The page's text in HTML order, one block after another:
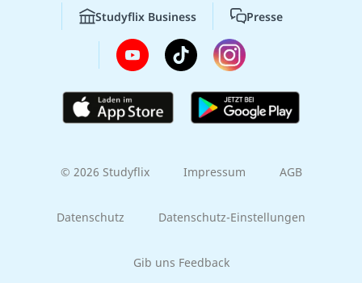
Studyflix Business Presse
© 2026 Studyflix Impressum AGB
Datenschutz Datenschutz-Einstellungen
Gib uns Feedback